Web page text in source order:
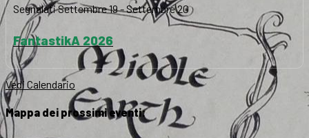
SegnalatiSettembre 19-Settembre 20
FantastikA 2026
Vedi Calendario
Mappa dei prossimi eventi: